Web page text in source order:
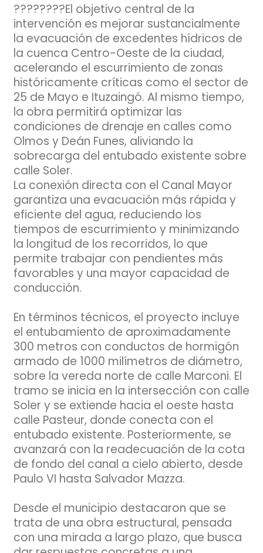
????????El objetivo central de la
intervención es mejorar sustancialmente
la evacuación de excedentes hídricos de
la cuenca Centro-Oeste de la ciudad,
acelerando el escurrimiento de zonas
históricamente críticas como el sector de
25 de Mayo e Ituzaingó. Al mismo tiempo,
la obra permitirá optimizar las
condiciones de drenaje en calles como
Olmos y Deán Funes, aliviando la
sobrecarga del entubado existente sobre
calle Soler.
La conexión directa con el Canal Mayor
garantiza una evacuación más rápida y
eficiente del agua, reduciendo los
tiempos de escurrimiento y minimizando
la longitud de los recorridos, lo que
permite trabajar con pendientes más
favorables y una mayor capacidad de
conducción.
En términos técnicos, el proyecto incluye
el entubamiento de aproximadamente
300 metros con conductos de hormigón
armado de 1000 milímetros de diámetro,
sobre la vereda norte de calle Marconi. El
tramo se inicia en la intersección con calle
Soler y se extiende hacia el oeste hasta
calle Pasteur, donde conecta con el
entubado existente. Posteriormente, se
avanzará con la readecuación de la cota
de fondo del canal a cielo abierto, desde
Paulo VI hasta Salvador Mazza.
Desde el municipio destacaron que se
trata de una obra estructural, pensada
con una mirada a largo plazo, que busca